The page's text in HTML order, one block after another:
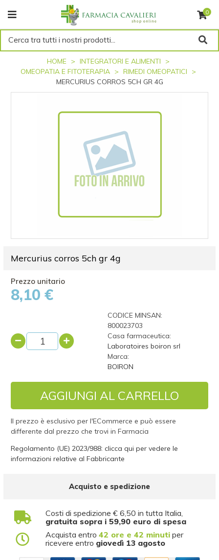
0
Cerca tra tutti i nostri prodotti...
HOME
INTEGRATORI E ALIMENTI
OMEOPATIA E FITOTERAPIA
RIMEDI OMEOPATICI
MERCURIUS CORROS 5CH GR 4G
Mercurius corros 5ch gr 4g
8,10 €
CODICE MINSAN:
800023703
Casa farmaceutica:
Laboratoires boiron srl
Marca:
BOIRON
AGGIUNGI AL CARRELLO
Il prezzo è esclusivo per l'ECommerce e può essere
differente dal prezzo che trovi in Farmacia
Regolamento (UE) 2023/988: clicca qui per vedere le
informazioni relative al Fabbricante
Acquisto e spedizione
Costi di spedizione € 6,50 in tutta Italia,
gratuita sopra i 59,90 euro di spesa
Acquista entro42 ore e 42 minuti per
ricevere entro giovedì 13 agosto